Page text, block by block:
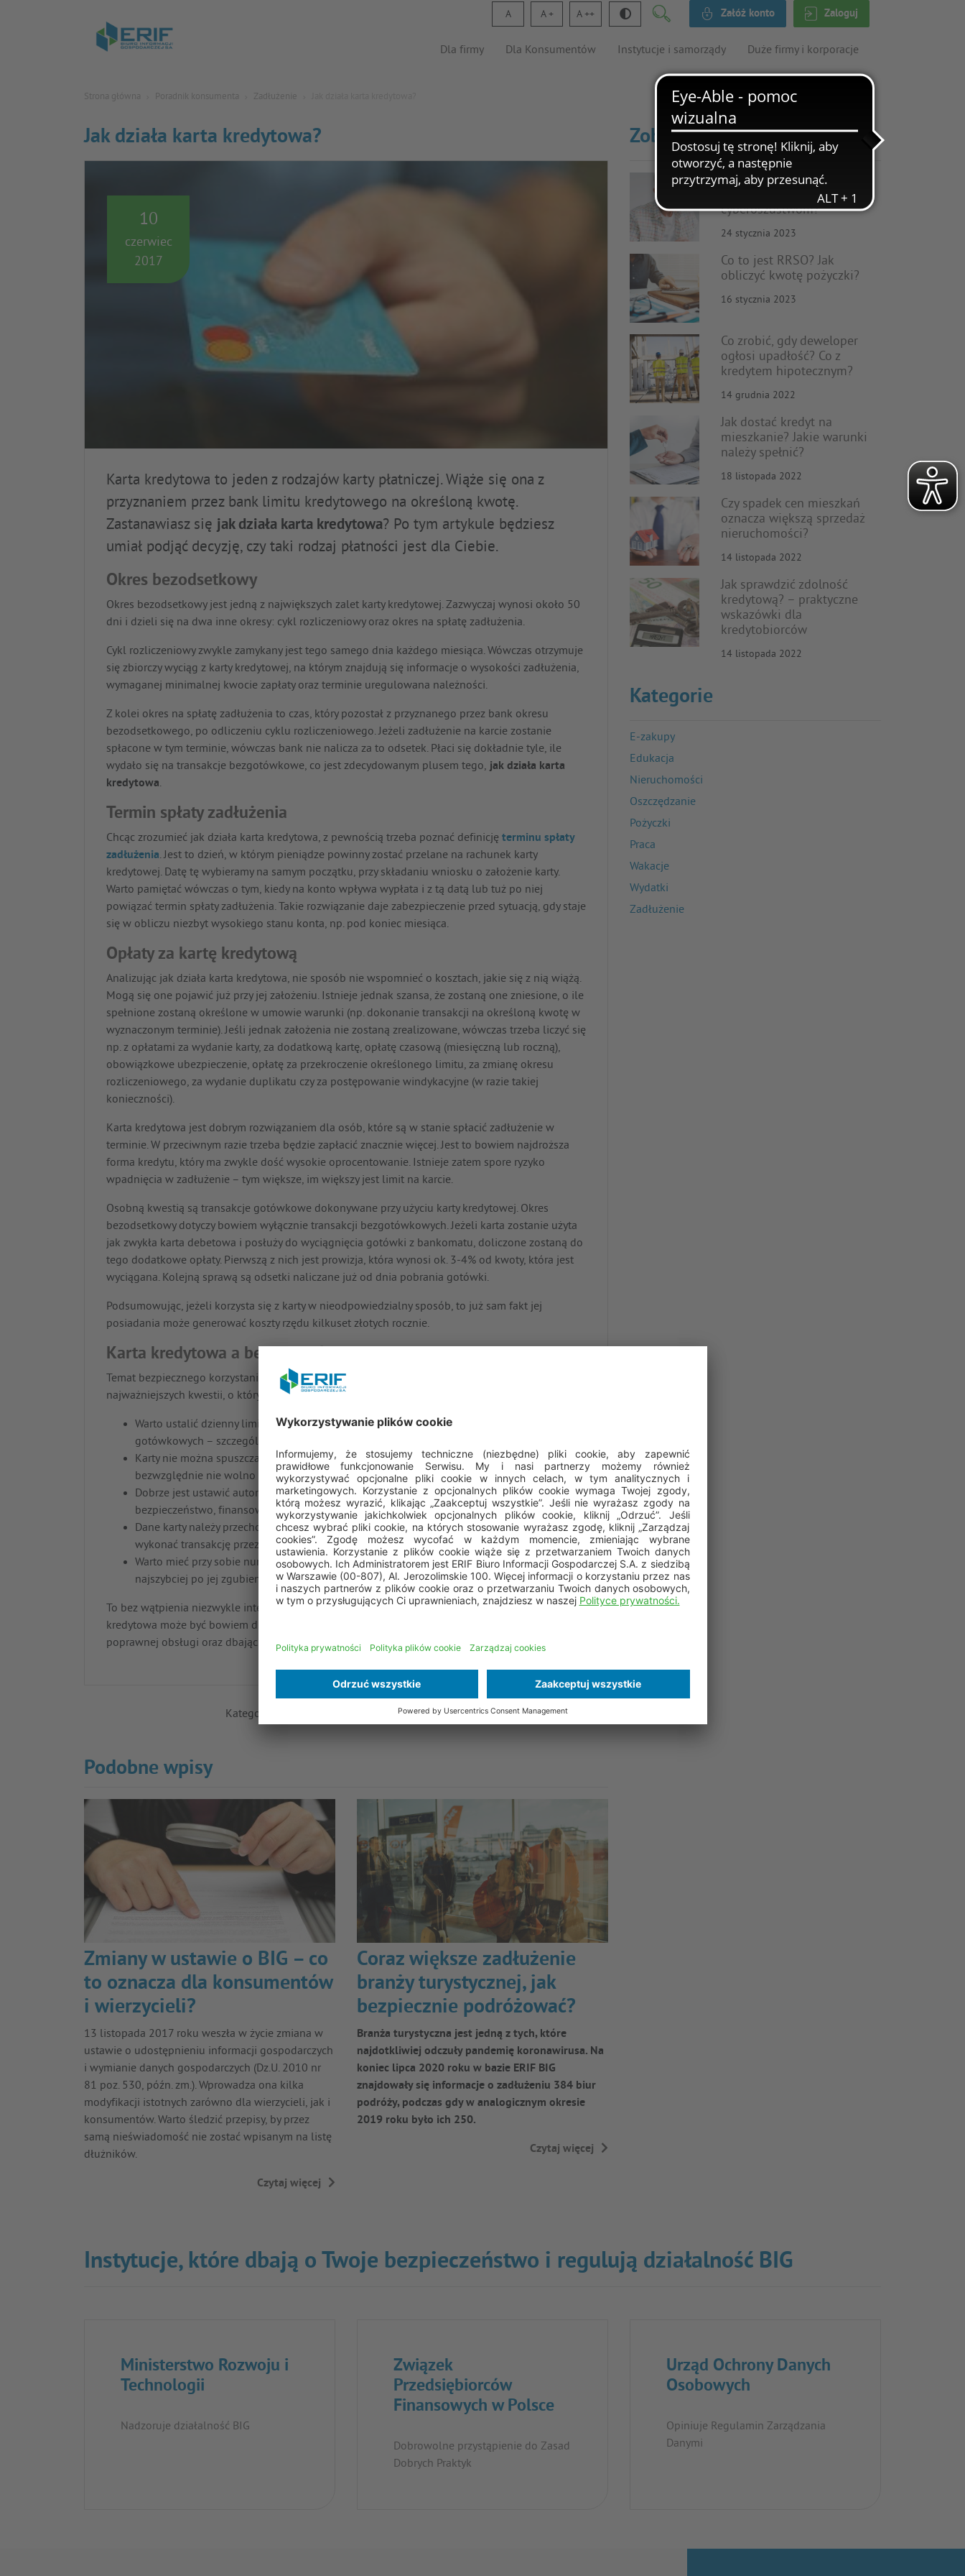
Załóż konto Zaloguj
A A A
Dla firmy Dla Konsumentów Instytucje i samorządy Duże firmy i korporacje
Strona główna Poradnik konsumenta Zadłużenie
Jak działa karta kredytowa?
10
czerwiec
2017
Karta kredytowa to jeden z rodzajów karty płatniczej. Wiąże się ona z
przyznaniem przez bank limitu kredytowego na określoną kwotę.
Zastanawiasz się jak działa karta kredytowa? Po tym artykule będziesz
umiał podjąć decyzję, czy taki rodzaj płatności jest dla Ciebie.
Okres bezodsetkowy
Okres bezodsetkowy jest jedną z największych zalet karty kredytowej. Zazwyczaj wynosi około 50
dni i dzieli się na dwa inne okresy: cykl rozliczeniowy oraz okres na spłatę zadłużenia.
Cykl rozliczeniowy zwykle zamykany jest tego samego dnia każdego miesiąca. Wówczas otrzymuje
się zbiorczy wyciąg z karty kredytowej, na którym znajdują się informacje o wysokości zadłużenia,
wymaganej minimalnej kwocie zapłaty oraz terminie uregulowana należności.
Z kolei okres na spłatę zadłużenia to czas, który pozostał z przyznanego przez bank okresu
bezodsetkowego, po odliczeniu cyklu rozliczeniowego. Jeżeli zadłużenie na karcie zostanie
spłacone w tym terminie, wówczas bank nie nalicza za to odsetek. Płaci się dokładnie tyle, ile
wydało się na transakcje bezgotówkowe, co jest zdecydowanym plusem tego, jak działa karta
kredytowa.
Termin spłaty zadłużenia
Chcąc zrozumieć jak działa karta kredytowa, z pewnością trzeba poznać definicję terminu spłaty
zadłużenia. Jest to dzień, w którym pieniądze powinny zostać przelane na rachunek karty
kredytowej. Datę tę wybieramy na samym początku, przy składaniu wniosku o założenie karty.
Warto pamiętać wówczas o tym, kiedy na konto wpływa wypłata i z tą datą lub tuż po niej
powiązać termin spłaty zadłużenia. Takie rozwiązanie daje zabezpieczenie przed sytuacją, gdy staje
się w obliczu niezbyt wysokiego stanu konta, np. pod koniec miesiąca.
Opłaty za kartę kredytową
Analizując jak działa karta kredytowa, nie sposób nie wspomnieć o kosztach, jakie się z nią wiążą.
Mogą się one pojawić już przy jej założeniu. Istnieje jednak szansa, że zostaną one zniesione, o ile
spełnione zostaną określone w umowie warunki (np. dokonanie transakcji na określoną kwotę w
wyznaczonym terminie). Jeśli jednak założenia nie zostaną zrealizowane, wówczas trzeba liczyć się
np. z opłatami za wydanie karty, za dodatkową kartę, opłatę czasową (miesięczną lub roczną),
obowiązkowe ubezpieczenie, opłatę za przekroczenie określonego limitu, za zmianę okresu
rozliczeniowego, za wydanie duplikatu czy za postępowanie windykacyjne (w razie takiej
konieczności).
Karta kredytowa jest dobrym rozwiązaniem dla osób, które są w stanie spłacić zadłużenie w
terminie. W przeciwnym razie trzeba będzie zapłacić znacznie więcej. Jest to bowiem najdroższa
forma kredytu, który ma zwykle dość wysokie oprocentowanie. Istnieje zatem spore ryzyko
wpadnięcia w zadłużenie – tym większe, im większy jest limit na karcie.
Osobną kwestią są transakcje gotówkowe dokonywane przy użyciu karty kredytowej. Okres
bezodsetkowy dotyczy bowiem wyłącznie transakcji bezgotówkowych. Jeżeli karta zostanie użyta
jak zwykła karta debetowa i posłuży do wyciągnięcia gotówki z bankomatu, doliczone zostaną do
tego dodatkowe opłaty. Pierwszą z nich jest prowizja, która wynosi ok. 3-4% od kwoty, która jest
wyciągana. Kolejną sprawą są odsetki naliczane już od dnia pobrania gotówki.
Podsumowując, jeżeli korzysta się z karty w nieodpowiedzialny sposób, to już sam fakt jej
posiadania może generować koszty rzędu kilkuset złotych rocznie.
Karta kredytowa a bezpieczeństwo
Temat bezpiecznego korzystania z karty kredytowej jest bardzo obszerny. Oto kilka
najważniejszych kwestii, o których należy zawsze pamiętać:
Warto ustalić dzienny limit transakcji – dotyczy to zarówno transakcji bezgotówkowych, jak i
gotówkowych – szczególnie wówczas, gdy nie używamy karty do tego typu realizacji.
Karty nie można spuszczać z oka, także wówczas, gdy trafia do rąk sprzedawcy –
bezwzględnie nie wolno zgadzać się na udanie się sprzedawcy z kartą na zaplecze!
Dobrze jest ustawić automatyczną spłatę z rachunku bankowego – to także dbanie o
bezpieczeństwo, finansowe. Dzięki temu zadłużenie będzie spłacane w terminie.
Dane karty należy przechowywać w bezpiecznym miejscu, bowiem są one wystarczające, aby
wykonać transakcję przez internet.
Warto mieć przy sobie numer telefonu do centrum zastrzegania kart i zastrzec ją jak
najszybciej po jej zgubieniu.
To bez wątpienia niezwykle interesujący produkt finansowy – wystarczy wiedzieć jak działa. Karta
kredytowa może być bowiem dużym ułatwieniem w codziennym życiu. Stosując się do zasad
poprawnej obsługi oraz dbając o bezpieczeństwo, można cieszyć się wygodą jaką daje.
Kategoria: Udostępnij na:
Podobne wpisy
Zmiany w ustawie o BIG – co
to oznacza dla konsumentów
i wierzycieli?
13 listopada 2017 roku weszła w życie zmiana w
ustawie o udostępnieniu informacji gospodarczych
i wymianie danych gospodarczych (Dz.U. 2010 nr
81 poz. 530, późn. zm.). Wprowadza ona kilka
modyfikacji istotnych zarówno dla wierzycieli, jak i
konsumentów. Warto śledzić przepisy, by przez
samą nieświadomość nie zostać wpisanym na listę
dłużników.
Czytaj więcej
Coraz większe zadłużenie
branży turystycznej, jak
bezpiecznie podróżować?
Branża turystyczna jest jedną z tych, które
najdotkliwiej odczuły pandemię koronawirusa. Na
koniec lipca 2020 roku w bazie ERIF BIG
znajdowały się informacje o zadłużeniu 384 biur
podróży, podczas gdy w analogicznym okresie
2019 roku było ich 250.
Czytaj więcej
Zobacz także
Cyberbezpieczeństwo
seniorów – jak zapobiegać
cyberoszustwom?
24 stycznia 2023
Co to jest RRSO? Jak
obliczyć kwotę pożyczki?
16 stycznia 2023
Co zrobić, gdy deweloper
ogłosi upadłość? Co z
kredytem hipotecznym?
14 grudnia 2022
Jak dostać kredyt na
mieszkanie? Jakie warunki
należy spełnić?
18 listopada 2022
Czy spadek cen mieszkań
oznacza większą sprzedaż
nieruchomości?
14 listopada 2022
Jak sprawdzić zdolność
kredytową? – praktyczne
wskazówki dla
kredytobiorców
14 listopada 2022
Kategorie
E-zakupy
Edukacja
Nieruchomości
Oszczędzanie
Pożyczki
Praca
Wakacje
Wydatki
Zadłużenie
Instytucje, które dbają o Twoje bezpieczeństwo i regulują działalność BIG
Ministerstwo Rozwoju i
Technologii
Nadzoruje działalność BIG
Związek
Przedsiębiorców
Finansowych w Polsce
Dobrowolne przystąpienie do Zasad
Dobrych Praktyk
Urząd Ochrony Danych
Osobowych
Opiniuje Regulamin Zarządzania
Danymi